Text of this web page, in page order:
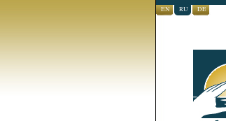
EN RU DE